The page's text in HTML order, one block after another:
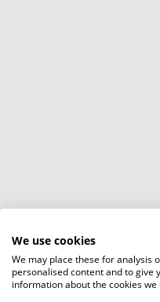
We use cookies
We may place these for analysis
personalised content and to give
information about the cookies